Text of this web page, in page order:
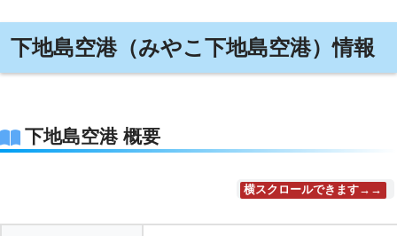
下地島空港（みやこ下地島空港）情報
下地島空港 概要
横スクロールできます→→